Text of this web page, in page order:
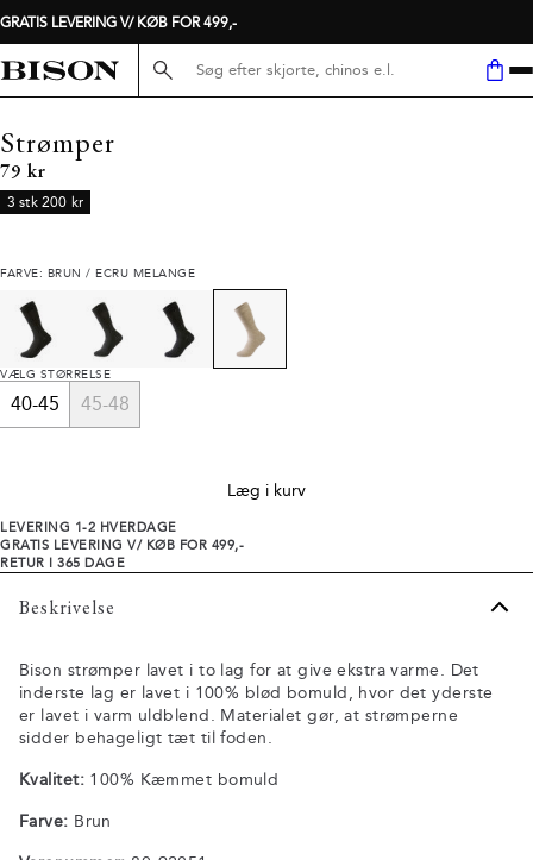
GRATIS LEVERING V/ KØB FOR 499,-
Søg her...
Strømper
I alt (inkl. rabat)
79 kr
3 stk 200 kr
FARVE: BRUN / ECRU MELANGE
VÆLG STØRRELSE
40-45 45-48
Læg i kurv
LEVERING 1-2 HVERDAGE
GRATIS LEVERING V/ KØB FOR 499,-
RETUR I 365 DAGE
Beskrivelse
Bison strømper lavet i to lag for at give ekstra varme. Det
inderste lag er lavet i 100% blød bomuld, hvor det yderste
er lavet i varm uldblend. Materialet gør, at strømperne
sidder behageligt tæt til foden.
Kvalitet:100% Kæmmet bomuld
Farve: Brun